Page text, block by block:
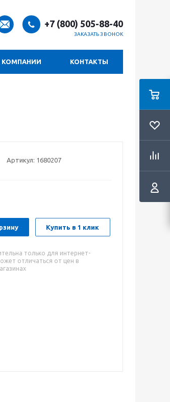
+7 (800) 505-88-40
ЗАКАЗАТЬ ЗВОНОК
КОМПАНИИ КОНТАКТЫ
Артикул: 1680207
Купить в 1 клик
только для интернет-
отличаться от цен в